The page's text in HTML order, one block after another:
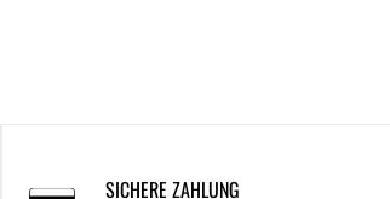
SICHERE ZAHLUNG